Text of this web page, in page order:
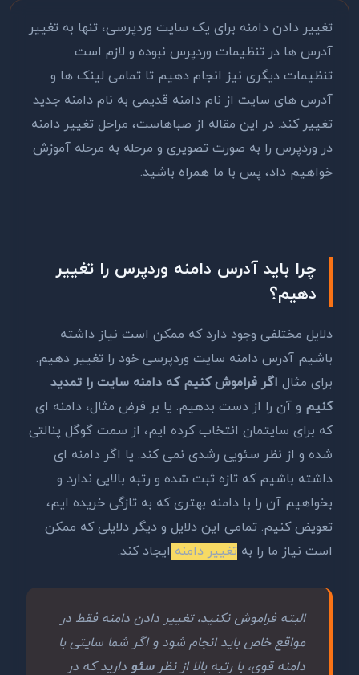
تغییر دادن دامنه برای یک سایت وردپرسی، تنها به تغییر
آدرس ها در تنظیمات وردپرس نبوده و لازم است
تنظیمات دیگری نیز انجام دهیم تا تمامی لینک ها و
آدرس های سایت از نام دامنه قدیمی به نام دامنه جدید
تغییر کند. در این مقاله از صباهاست، مراحل تغییر دامنه
در وردپرس را به صورت تصویری و مرحله به مرحله آموزش
خواهیم داد، پس با ما همراه باشید.
چرا باید آدرس دامنه وردپرس را تغییر
دهیم؟
دلایل مختلفی وجود دارد که ممکن است نیاز داشته
باشیم آدرس دامنه سایت وردپرسی خود را تغییر دهیم.
برای مثال اگر فراموش کنیم که دامنه سایت را تمدید
کنیم و آن را از دست بدهیم. یا بر فرض مثال، دامنه ای
که برای سایتمان انتخاب کرده ایم، از سمت گوگل پنالتی
شده و از نظر سئویی رشدی نمی کند. یا اگر دامنه ای
داشته باشیم که تازه ثبت شده و رتبه بالایی ندارد و
بخواهیم آن را با دامنه بهتری که به تازگی خریده ایم،
تعویض کنیم. تمامی این دلایل و دیگر دلایلی که ممکن
است نیاز ما را به تغییر دامنه ایجاد کند.
البته فراموش نکنید، تغییر دادن دامنه فقط در
مواقع خاص باید انجام شود و اگر شما سایتی با
دامنه قوی، با رتبه بالا از نظرسئو دارید که در